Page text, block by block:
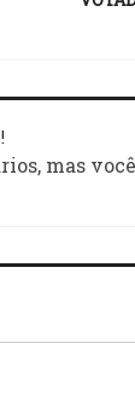
mas